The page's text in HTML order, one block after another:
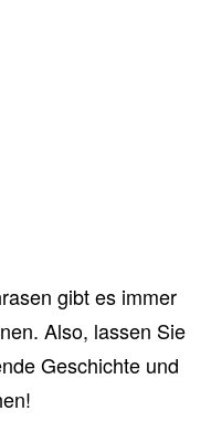
gibt es immer
Also, lassen Sie
Geschichte und